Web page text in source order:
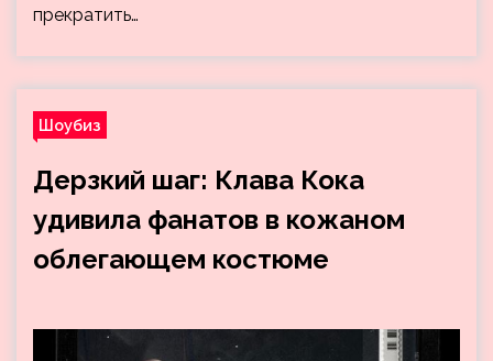
прекратить…
Шоубиз
Дерзкий шаг: Клава Кока
удивила фанатов в кожаном
облегающем костюме